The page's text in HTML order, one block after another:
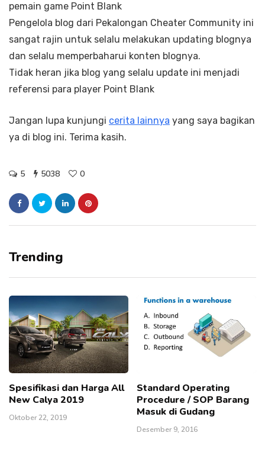
pemain game Point Blank
Pengelola blog dari Pekalongan Cheater Community ini
sangat rajin untuk selalu melakukan updating blognya
dan selalu memperbaharui konten blognya.
Tidak heran jika blog yang selalu update ini menjadi
referensi para player Point Blank
Jangan lupa kunjungi cerita lainnya yang saya bagikan
ya di blog ini. Terima kasih.
5 5038 0
Trending
Spesifikasi dan Harga All
New Calya 2019
Oktober 22, 2019
Standard Operating
Procedure / SOP Barang
Masuk di Gudang
Desember 9, 2016